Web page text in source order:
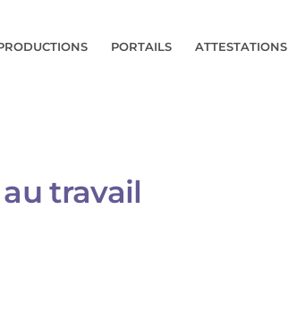
PORTAILS ATTESTATIONS
travail